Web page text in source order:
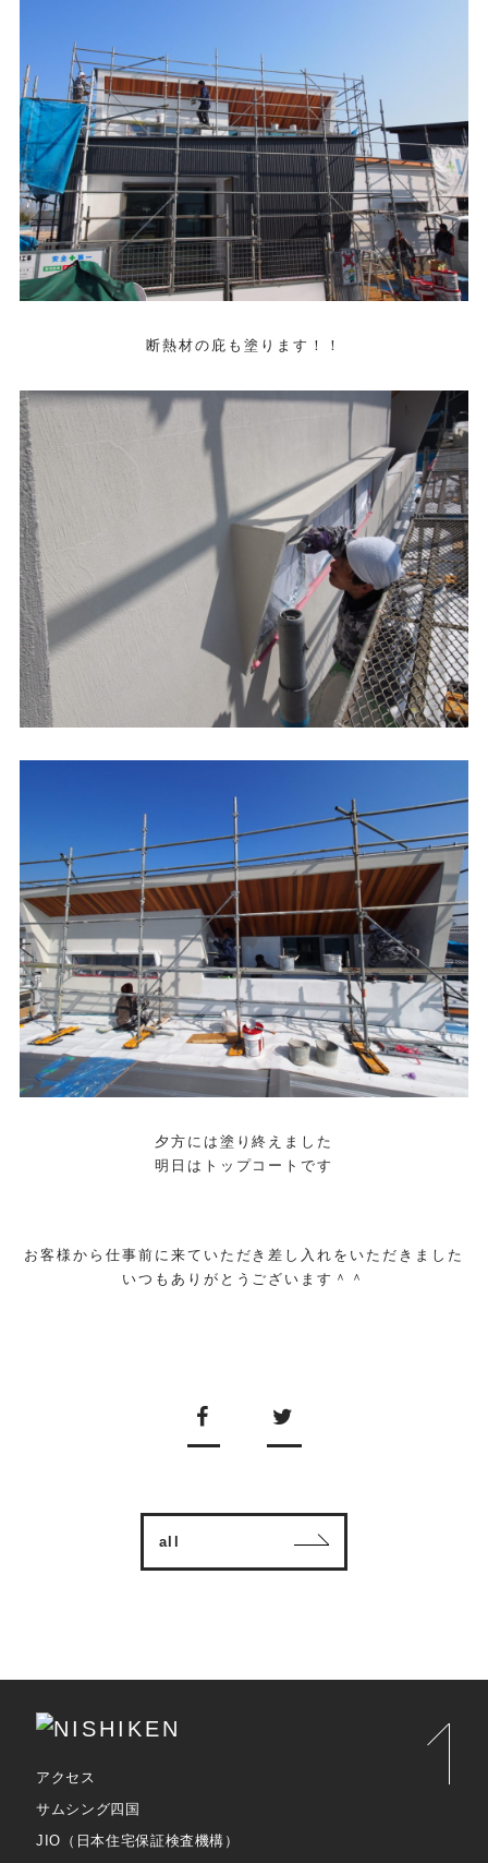
断熱材の庇も塗ります！！
夕方には塗り終えました
明日はトップコートです
お客様から仕事前に来ていただき差し入れをいただきました
いつもありがとうございます＾＾
all
アクセス
サムシング四国
JIO（日本住宅保証検査機構）